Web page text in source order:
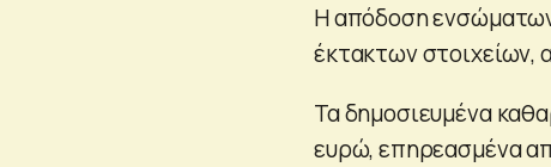
Η απόδοση
έκτακτων στοιχείων,
Τα δημοσιευμένα
ευρώ, επηρεασμένα